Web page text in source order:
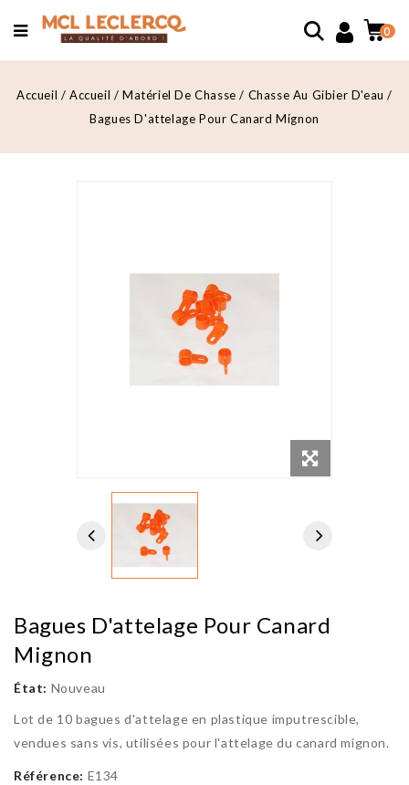
0
Accueil Accueil Matériel De Chasse
Chasse Au Gibier D'eau
Bagues D'attelage Pour Canard Mignon
Bagues D'attelage Pour Canard
Mignon
État: Nouveau
Lot de 10 bagues d'attelage en plastique imputrescible,
vendues sans vis, utilisées pour l'attelage du canard mignon.
Référence: E134